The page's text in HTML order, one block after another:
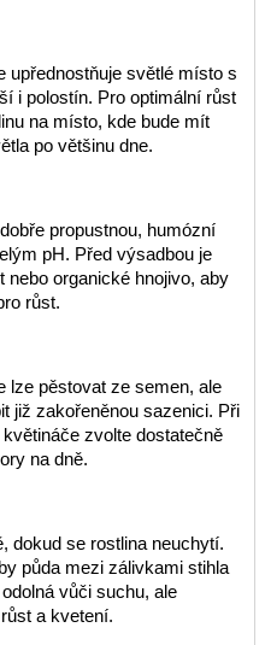
upřednostňuje světlé místo s
i polostín. Pro optimální růst
na místo, kde bude mít
po většinu dne.
propustnou, humózní
pH. Před výsadbou je
nebo organické hnojivo, aby
růst.
lze pěstovat ze semen, ale
již zakořeněnou sazenici. Při
zvolte dostatečně
na dně.
dokud se rostlina neuchytí.
půda mezi zálivkami stihla
vůči suchu, ale
a kvetení.